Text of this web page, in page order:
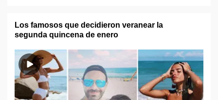
Los famosos que decidieron veranear la
segunda quincena de enero